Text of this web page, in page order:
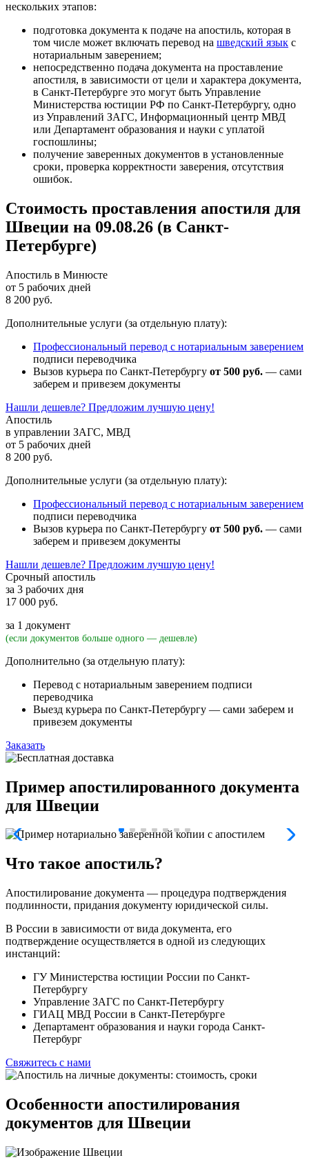
нескольких этапов:
подготовка документа к подаче на апостиль, которая в
том числе может включать перевод на шведский язык с
нотариальным заверением;
непосредственно подача документа на проставление
апостиля, в зависимости от цели и характера документа,
в Санкт-Петербурге это могут быть Управление
Министерства юстиции РФ по Санкт-Петербургу, одно
из Управлений ЗАГС, Информационный центр МВД
или Департамент образования и науки с уплатой
госпошлины;
получение заверенных документов в установленные
сроки, проверка корректности заверения, отсутствия
ошибок.
Стоимость проставления апостиля для
Швеции на 09.08.26 (в Санкт-
Петербурге)
Апостиль в Минюсте
от 5 рабочих дней
8 200 руб.
Дополнительные услуги (за отдельную плату):
Профессиональный перевод с нотариальным заверением
подписи переводчика
Вызов курьера по Санкт-Петербургу от 500 руб. — сами
заберем и привезем документы
Нашли дешевле? Предложим лучшую цену!
Апостиль
в управлении ЗАГС, МВД
от 5 рабочих дней
8 200 руб.
Дополнительные услуги (за отдельную плату):
Профессиональный перевод с нотариальным заверением
подписи переводчика
Вызов курьера по Санкт-Петербургу от 500 руб. — сами
заберем и привезем документы
Нашли дешевле? Предложим лучшую цену!
Срочный апостиль
за 3 рабочих дня
17 000 руб.
за 1 документ
(если документов больше одного — дешевле)
Дополнительно (за отдельную плату):
Перевод с нотариальным заверением подписи
переводчика
Выезд курьера по Санкт-Петербургу — сами заберем и
привезем документы
Заказать
Пример апостилированного документа
для Швеции
Что такое апостиль?
Апостилирование документа — процедура подтверждения
подлинности, придания документу юридической силы.
В России в зависимости от вида документа, его
подтверждение осуществляется в одной из следующих
инстанций:
ГУ Министерства юстиции России по Санкт-
Петербургу
Управление ЗАГС по Санкт-Петербургу
ГИАЦ МВД России в Санкт-Петербурге
Департамент образования и науки города Санкт-
Петербург
Свяжитесь с нами
Особенности апостилирования
документов для Швеции